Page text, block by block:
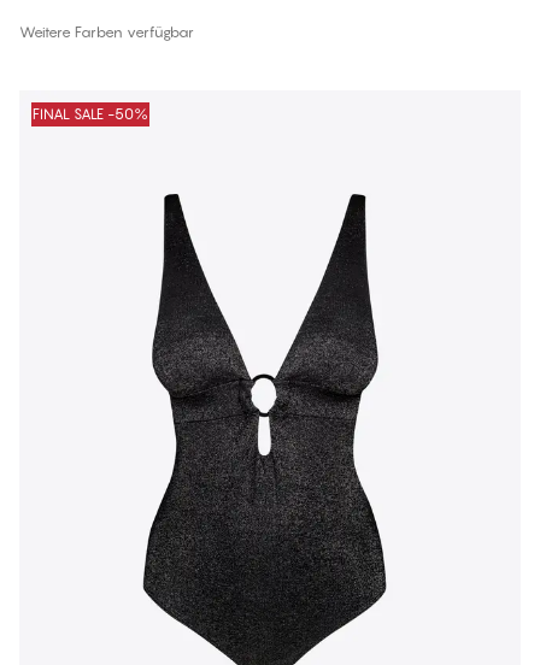
Weitere Farben verfügbar
FINAL SALE -50%